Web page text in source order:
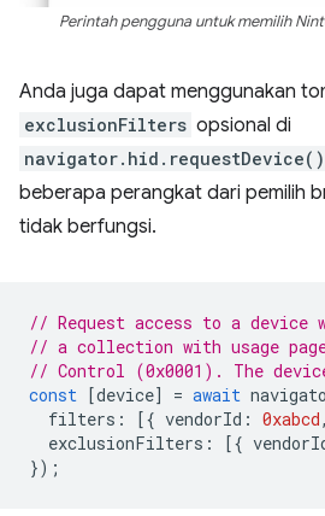
Perintah pengguna untuk memilih
Anda juga dapat menggunakan
exclusionFilters opsional di
navigator.hid.requestDevice()
beberapa perangkat dari pemilih
tidak berfungsi.
// Request access to a device
// a collection with usage page
// Control (0x0001). The
const [device] = await
filters : [{ vendorId : 0xabcd,
exclusionFilters : [{
});